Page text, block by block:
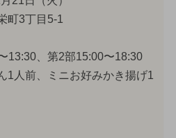
町3丁目5-1
13:30、第2部15:00〜18:30
1人前、ミニお好みかき揚げ1